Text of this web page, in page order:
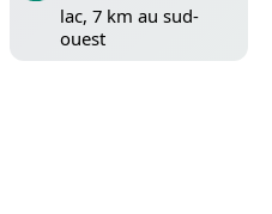
lac, 7 km au sud-
ouest